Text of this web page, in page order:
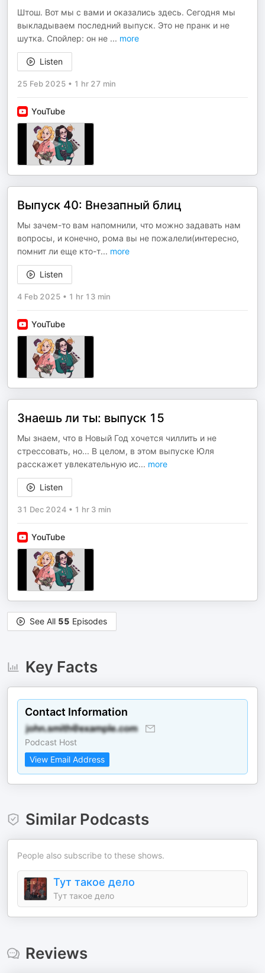
Штош. Вот мы с вами и оказались здесь. Сегодня мы
выкладываем последний выпуск. Это не пранк и не
шутка. Спойлер: он не ... more
Listen
25 Feb 2025 • 1 hr 27 min
YouTube
Выпуск 40: Внезапный блиц
Мы зачем-то вам напомнили, что можно задавать нам
вопросы, и конечно, рома вы не пожалели(интересно,
помнит ли еще кто-т... more
Listen
4 Feb 2025 • 1 hr 13 min
YouTube
Знаешь ли ты: выпуск 15
Мы знаем, что в Новый Год хочется чиллить и не
стрессовать, но... В целом, в этом выпуске Юля
расскажет увлекательную ис... more
Listen
31 Dec 2024 • 1 hr 3 min
YouTube
See All 55 Episodes
Key Facts
Contact Information
Podcast Host
View Email Address
Similar Podcasts
People also subscribe to these shows.
Тут такое дело
Тут такое дело
Reviews